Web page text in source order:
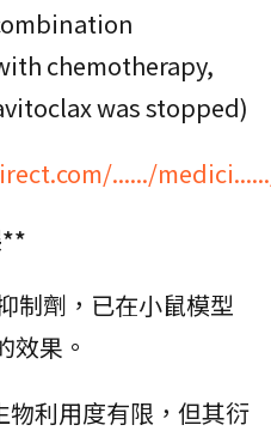
chemotherapy,
was stopped)
....../
**
制劑，已在小鼠模型
效果。
物利用度有限，但其衍